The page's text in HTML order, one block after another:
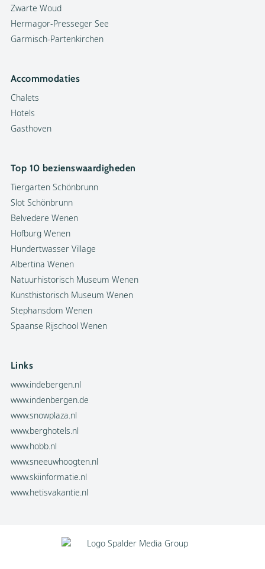
Zwarte Woud
Hermagor-Presseger See
Garmisch-Partenkirchen
Accommodaties
Chalets
Hotels
Gasthoven
Top 10 bezienswaardigheden
Tiergarten Schönbrunn
Slot Schönbrunn
Belvedere Wenen
Hofburg Wenen
Hundertwasser Village
Albertina Wenen
Natuurhistorisch Museum Wenen
Kunsthistorisch Museum Wenen
Stephansdom Wenen
Spaanse Rijschool Wenen
Links
www.indebergen.nl
www.indenbergen.de
www.snowplaza.nl
www.berghotels.nl
www.hobb.nl
www.sneeuwhoogten.nl
www.skiinformatie.nl
www.hetisvakantie.nl